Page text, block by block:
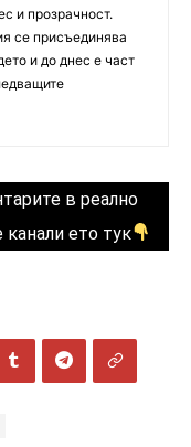
и прозрачност.
се присъединява
и до днес е част
в реално
ето тук